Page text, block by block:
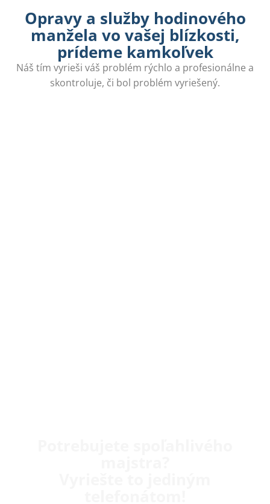
Opravy a služby hodinového
manžela vo vašej blízkosti,
prídeme kamkoľvek
Náš tím vyrieši váš problém rýchlo a profesionálne a
skontroluje, či bol problém vyriešený.